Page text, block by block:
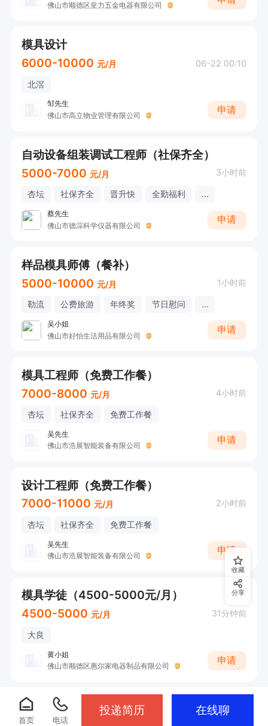
佛山市顺德区皇力五金电器有限公司
模具设计
6000-10000 元/月 06-22 00:10
北滘
邹先生
佛山市高立物业管理有限公司
申请
自动设备组装调试工程师（社保齐全）
5000-7000 元/月 3小时前
杏坛 社保齐全 晋升快 全勤福利 ...
蔡先生
佛山市德淙科学仪器有限公司
申请
样品模具师傅（餐补）
5000-10000 元/月 1小时前
勒流 公费旅游 年终奖 节日慰问 ...
吴小姐
佛山市好怡生活用品有限公司
申请
模具工程师（免费工作餐）
7000-8000 元/月 4小时前
杏坛 社保齐全 免费工作餐
吴先生
佛山市浩展智能装备有限公司
申请
设计工程师（免费工作餐）
7000-11000 元/月 2小时前
杏坛 社保齐全 免费工作餐
吴先生
佛山市浩展智能装备有限公司
申请
模具学徒（4500-5000元/月）
4500-5000 元/月 31分钟前
大良
黄小姐
佛山市顺德区惠尔家电器制品有限公司
申请
收藏
分享
首页 电话
投递简历 在线聊